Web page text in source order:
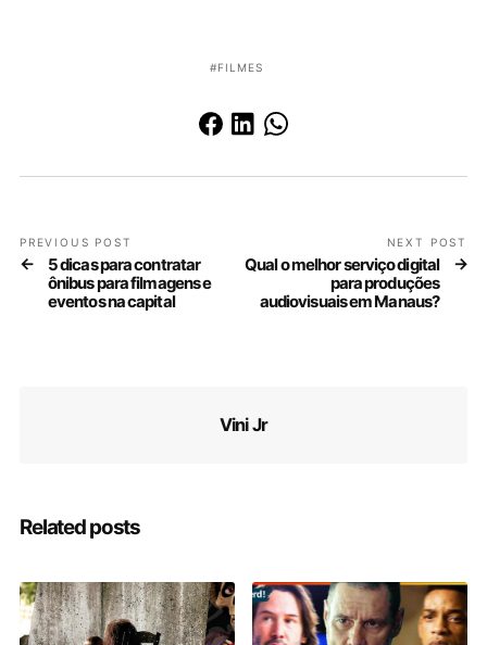
FILMES
PREVIOUS POST
5 dicas para contratar
ônibus para filmagens e
eventos na capital
NEXT POST
Qual o melhor serviço digital
para produções
audiovisuais em Manaus?
Vini Jr
Related posts